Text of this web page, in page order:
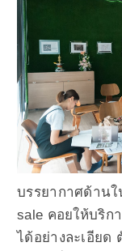
บรรยากาศด้านใ
sale คอยให้บริก
ได้อย่างละเอียด